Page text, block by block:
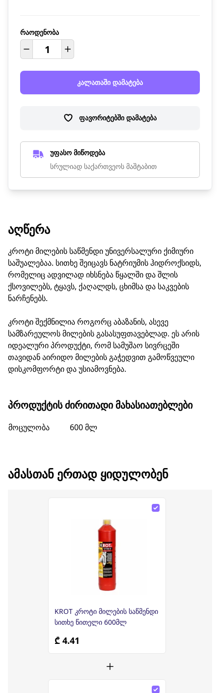
რაოდენობა
კალათაში დამატება
ფავორიტებში დამატება
უფასო მიწოდება
სრულიად საქართვეოს მაშტაბით
ᲐᲦᲬᲔᲠᲐ
კროტი მილების საწმენდი უნივერსალური ქიმიური
საშუალებაა. სითხე შეიცავს ნატრიუმის ჰიდროქსიდს,
რომელიც ადვილად იხსნება წყალში და შლის
ქსოვილებს, ტყავს, ქაღალდს, ცხიმსა და საკვების
ნარჩენებს.
კროტი შექმნილია როგორც აბაზანის, ასევე
სამზარეულოს მილების გასასუფთავებლად. ეს არის
იდეალური პროდუქტი, რომ სამუშაო სივრცეში
თავიდან აირიდო მილების გაჭედვით გამოწვეული
დისკომფორტი და უსიამოვნება.
ᲞᲠᲝᲓᲣᲥᲢᲘᲡ ᲫᲘᲠᲘᲗᲐᲓᲘ ᲛᲐᲮᲐᲡᲘᲐᲗᲔᲑᲚᲔᲑᲘ
მოცულობა 600 მლ
ᲐᲛᲐᲡᲗᲐᲜ ᲔᲠᲗᲐᲓ ᲧᲘᲓᲣᲚᲝᲑᲔᲜ
KROT კროტი მილების საწმენდი
სითხე წითელი 600მლ
₾ 4.41